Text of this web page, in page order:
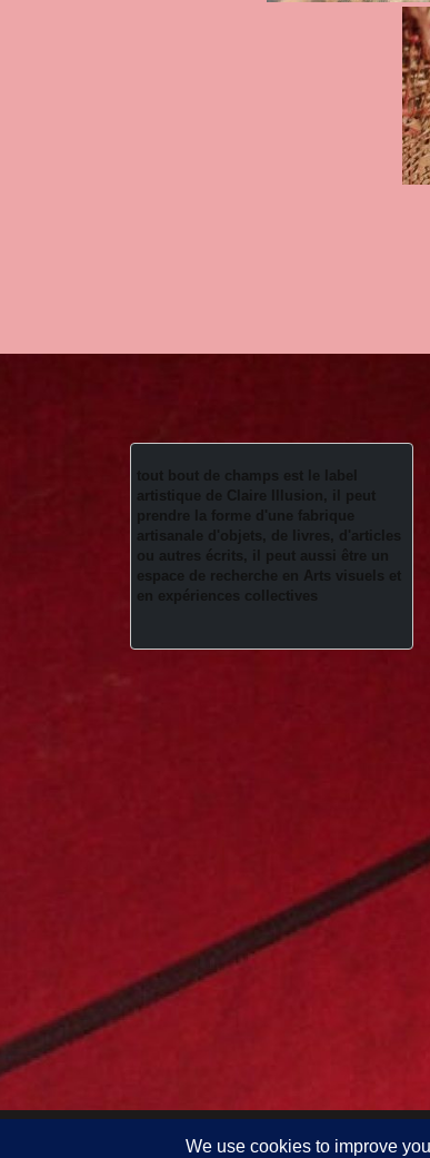
tout bout de champs est le label
artistique de Claire Illusion, il peut
prendre la forme d'une fabrique
artisanale d'objets, de livres, d'articles
ou autres écrits, il peut aussi être un
espace de recherche en Arts visuels et
en expériences collectives
Copyright © 2026 Tout bout de Champs